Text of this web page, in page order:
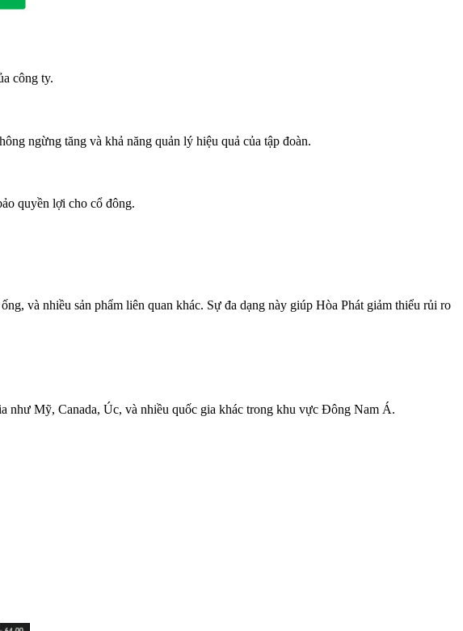
công ty.
ngừng tăng và khả năng quản lý hiệu quả của tập đoàn.
quyền lợi cho cổ đông.
và nhiều sản phẩm liên quan khác. Sự đa dạng này giúp Hòa Phát giảm thiểu rủi ro
như Mỹ, Canada, Úc, và nhiều quốc gia khác trong khu vực Đông Nam Á.